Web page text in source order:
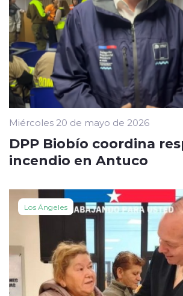
Miércoles 20 de mayo de 2026
DPP Biobío coordina
incendio en Antuco
Los Ángeles